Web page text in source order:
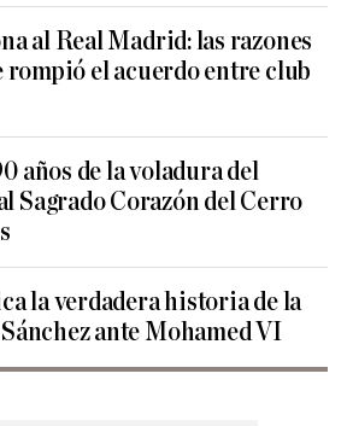
al Real Madrid: las razones
rompió el acuerdo entre club
años de la voladura del
Sagrado Corazón del Cerro
la verdadera historia de la
ante Mohamed VI